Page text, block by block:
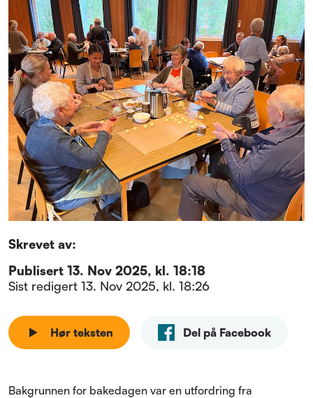
Skrevet av:
Publisert 13. Nov 2025, kl. 18:18
Sist redigert 13. Nov 2025, kl. 18:26
Hør teksten Del på Facebook
Bakgrunnen for bakedagen var en utfordring fra